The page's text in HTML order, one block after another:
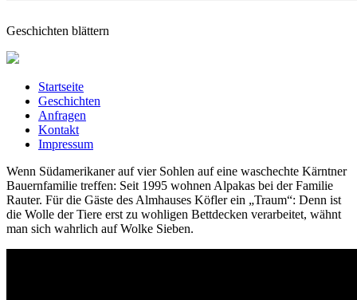
Geschichten blättern
Startseite
Geschichten
Anfragen
Kontakt
Impressum
Wenn Südamerikaner auf vier Sohlen auf eine waschechte Kärntner
Bauernfamilie treffen: Seit 1995 wohnen Alpakas bei der Familie
Rauter. Für die Gäste des Almhauses Köfler ein „Traum“: Denn ist
die Wolle der Tiere erst zu wohligen Bettdecken verarbeitet, wähnt
man sich wahrlich auf Wolke Sieben.